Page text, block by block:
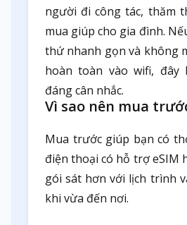
người đi công tác, thăm
mua giúp cho gia đình.
thứ nhanh gọn và không
hoàn toàn vào wifi, đây
đáng cân nhắc.
Vì sao nên mua
Mua trước giúp bạn có
điện thoại có hỗ trợ eSIM
gói sát hơn với lịch trình
khi vừa đến nơi.